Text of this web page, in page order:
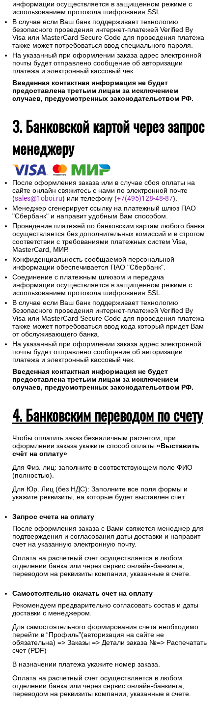
информации осуществляется в защищенном режиме с
использованием протокола шифрования SSL.
В случае если Ваш банк поддерживает технологию
безопасного проведения интернет-платежей Verified By
Visa или MasterCard Secure Code для проведения платежа
также может потребоваться ввод специального пароля.
На указанный при оформлении заказа адрес электронной
почты будет отправлено сообщение об авторизации
платежа и электронный кассовый чек.
Введенная контактная информация не будет
предоставлена третьим лицам за исключением
случаев, предусмотренных законодательством РФ.
3. Банковской картой через запрос
менеджеру
После оформления заказа или в случае сбоя оплаты на
сайте онлайн свяжитесь с нами по электронной почте
(sales@1oboi.ru) или телефону (+7(495)128-48-87).
Менеджер сгенерирует ссылку на платежный шлюз ПАО
"Сбербанк" и направит удобным Вам способом.
Проведение платежей по банковским картам любого банка
осуществляется без дополнительных комиссий и в строгом
соответствии с требованиями платежных систем Visa,
MasterCard, МИР.
Конфиденциальность сообщаемой персональной
информации обеспечивается ПАО "Сбербанк".
Соединение с платежным шлюзом и передача
информации осуществляется в защищенном режиме с
использованием протокола шифрования SSL.
В случае если Ваш банк поддерживает технологию
безопасного проведения интернет-платежей Verified By
Visa или MasterCard Secure Code для проведения платежа
также может потребоваться ввод кода который придет Вам
от обслуживающего банка.
На указанный при оформлении заказа адрес электронной
почты будет отправлено сообщение об авторизации
платежа и электронный кассовый чек.
Введенная контактная информация не будет
предоставлена третьим лицам за исключением
случаев, предусмотренных законодательством РФ.
4. Банковским переводом по счету
Чтобы оплатить заказ безналичным расчетом, при
оформлении заказа укажите способ оплаты «Выставить
счёт на оплату»
Для Физ. лиц: заполните в соответствующем поле ФИО
(полностью).
Для Юр. Лиц (без НДС): Заполните все поля формы и
укажите реквизиты, на которые будет выставлен счет.
Запрос счета на оплату
После оформления заказа с Вами свяжется менеджер для
подтверждения и согласования даты доставки и направит
счет на указанную электронную почту.
Оплата на расчетный счет осуществляется в любом
отделении банка или через сервис онлайн-банкинга,
переводом на реквизиты компании, указанные в счете.
Самостоятельно скачать счет на оплату
Рекомендуем предварительно согласовать состав и даты
доставки с менеджером.
Для самостоятельного формирования счета необходимо
перейти в “Профиль”(авторизация на сайте не
обязательна) => Заказы => Детали заказа №=> Распечатать
счет (PDF)
В назначении платежа укажите номер заказа.
Оплата на расчетный счет осуществляется в любом
отделении банка или через сервис онлайн-банкинга,
переводом на реквизиты компании, указанные в счете.